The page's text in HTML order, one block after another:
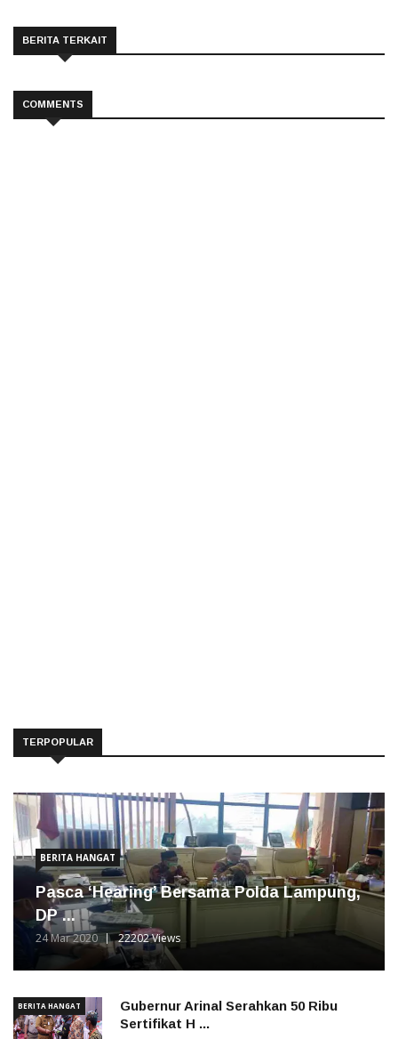
BERITA TERKAIT
COMMENTS
TERPOPULAR
BERITA HANGAT
Pasca ‘Hearing’ Bersama Polda Lampung,
DP ...
24 Mar 2020 22202 Views
BERITA HANGAT
Gubernur Arinal Serahkan 50 Ribu
Sertifikat H ...